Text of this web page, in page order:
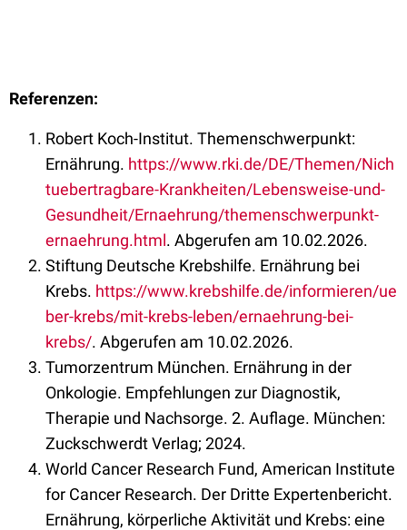
Referenzen:
Robert Koch-Institut. Themenschwerpunkt:
Ernährung. https://www.rki.de/DE/Themen/Nich
tuebertragbare-Krankheiten/Lebensweise-und-
Gesundheit/Ernaehrung/themenschwerpunkt-
ernaehrung.html. Abgerufen am 10.02.2026.
Stiftung Deutsche Krebshilfe. Ernährung bei
Krebs. https://www.krebshilfe.de/informieren/ue
ber-krebs/mit-krebs-leben/ernaehrung-bei-
krebs/. Abgerufen am 10.02.2026.
Tumorzentrum München. Ernährung in der
Onkologie. Empfehlungen zur Diagnostik,
Therapie und Nachsorge. 2. Auflage. München:
Zuckschwerdt Verlag; 2024.
World Cancer Research Fund, American Institute
for Cancer Research. Der Dritte Expertenbericht.
Ernährung, körperliche Aktivität und Krebs: eine